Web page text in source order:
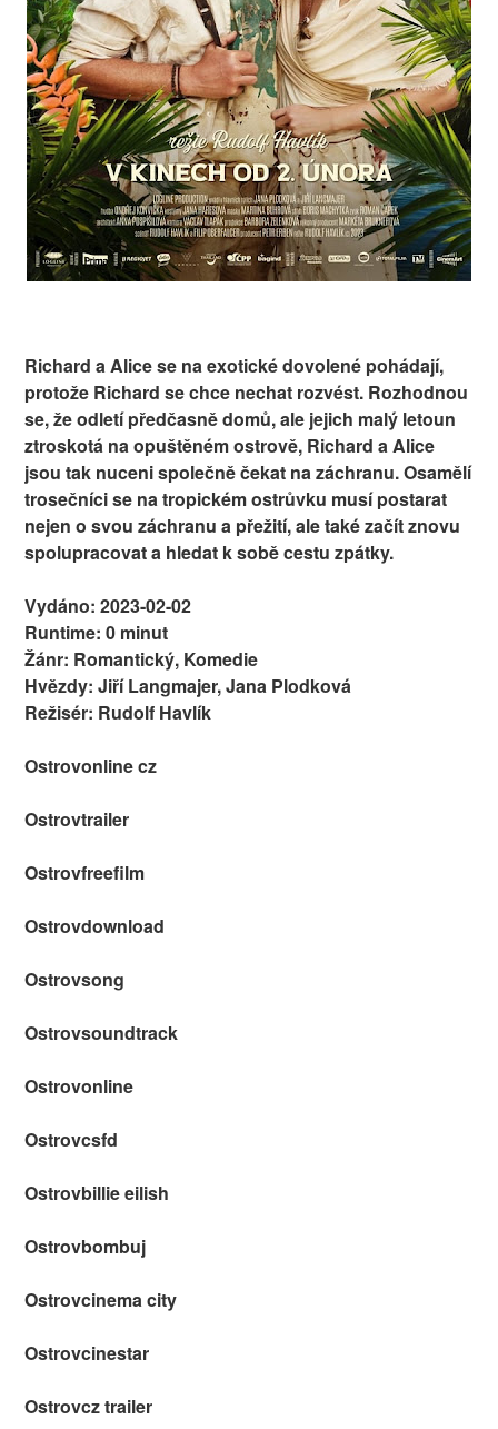
Richard a Alice se na exotické dovolené pohádají,
protože Richard se chce nechat rozvést. Rozhodnou
se, že odletí předčasně domů, ale jejich malý letoun
ztroskotá na opuštěném ostrově, Richard a Alice
jsou tak nuceni společně čekat na záchranu. Osamělí
trosečníci se na tropickém ostrůvku musí postarat
nejen o svou záchranu a přežití, ale také začít znovu
spolupracovat a hledat k sobě cestu zpátky.
Vydáno: 2023-02-02
Runtime: 0 minut
Žánr: Romantický, Komedie
Hvězdy: Jiří Langmajer, Jana Plodková
Režisér: Rudolf Havlík
Ostrovonline cz
Ostrovtrailer
Ostrovfreefilm
Ostrovdownload
Ostrovsong
Ostrovsoundtrack
Ostrovonline
Ostrovcsfd
Ostrovbillie eilish
Ostrovbombuj
Ostrovcinema city
Ostrovcinestar
Ostrovcz trailer